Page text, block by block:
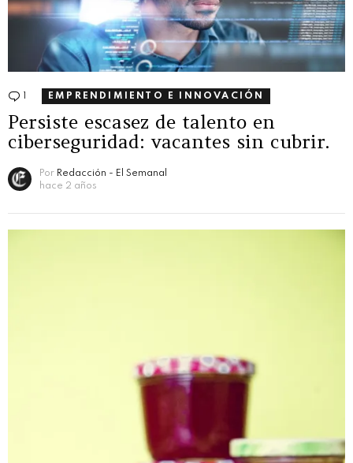
Comentario
EMPRENDIMIENTO E INNOVACIÓN
Persiste escasez de talento en
ciberseguridad: vacantes sin cubrir.
Por Redacción - El Semanal
hace 2 años